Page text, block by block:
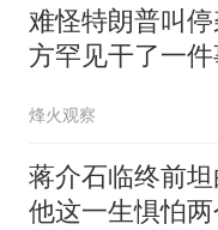
难怪特朗普叫
方罕见干了一件
烽火观察
蒋介石临终前坦
他这一生惧怕两